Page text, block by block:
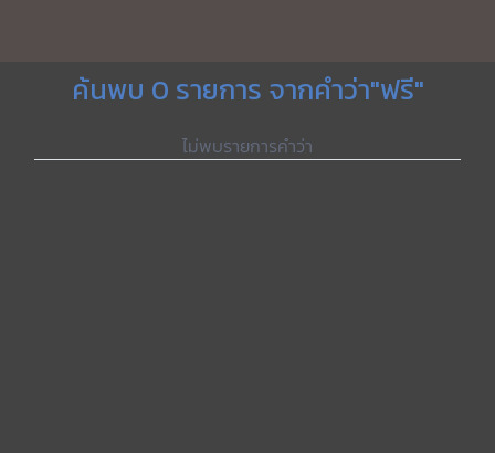
ค้นพบ 0 รายการ จากคำว่า"ฟรี"
ไม่พบรายการคำว่า